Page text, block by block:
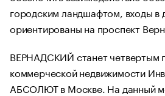
городским ландшафтом, входы в
ориентированы на проспект
ВЕРНАДСКИЙ станет четвертым
коммерческой недвижимости
АБСОЛЮТ в Москве. На данный